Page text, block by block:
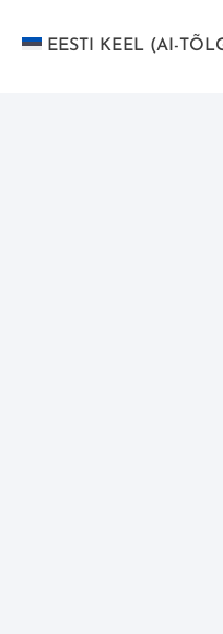
EESTI KEEL (AI-